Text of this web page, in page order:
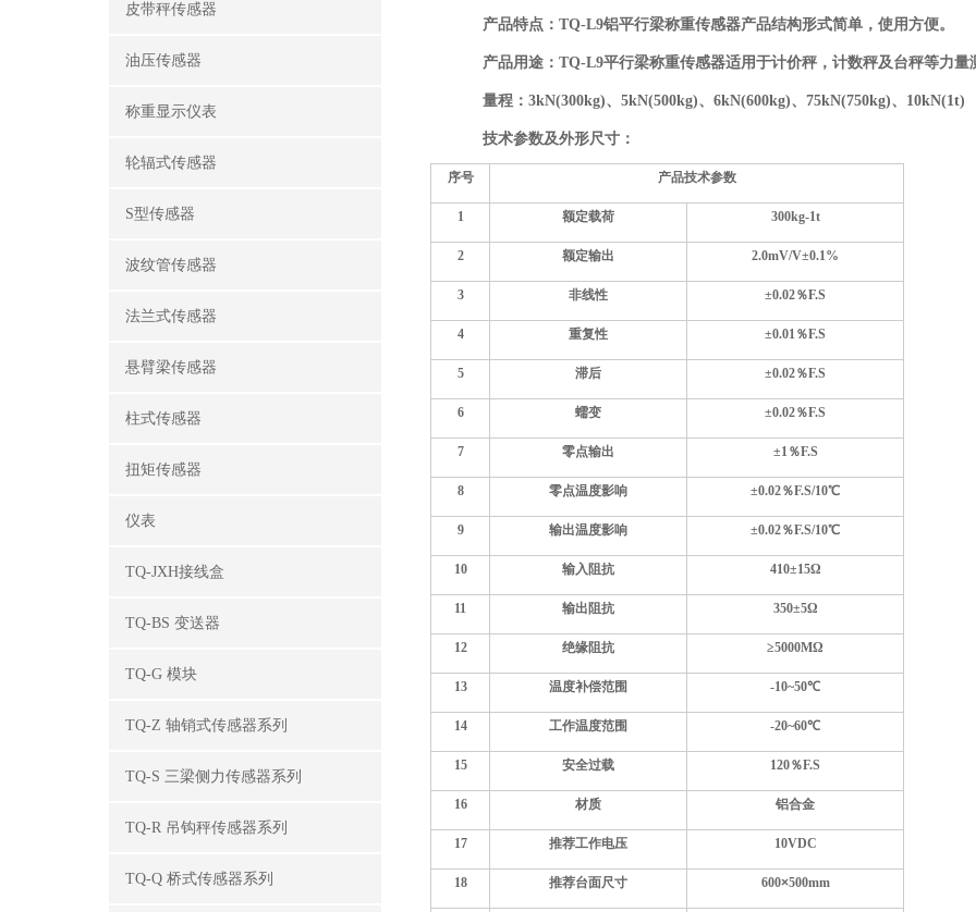
皮带秤传感器
油压传感器
称重显示仪表
轮辐式传感器
S型传感器
波纹管传感器
法兰式传感器
悬臂梁传感器
柱式传感器
扭矩传感器
仪表
TQ-JXH接线盒
TQ-BS 变送器
TQ-G 模块
TQ-Z 轴销式传感器系列
TQ-S 三梁侧力传感器系列
TQ-R 吊钩秤传感器系列
TQ-Q 桥式传感器系列
产品特点： TQ-L9铝平行梁称重传感器产品结构形式简单，使用方便。
产品用途： TQ-L9平行梁称重传感器适用于计价秤，计数秤及台秤等力量
量程： 3kN(300kg)、 5kN(500kg)、 6kN(600kg)、 75kN(750kg)、 10kN(1t)
技术参数及外形尺寸：
序号 产品技术参数
1 额定载荷 300kg-1t
2 额定输出 2.0mV/V±0.1%
3 非线性 ±0.02％F.S
4 重复性 ±0.01％F.S
5 滞后 ±0.02％F.S
6 蠕变 ±0.02％F.S
7 零点输出 ±1％F.S
8 零点温度影响 ±0.02％F.S/10℃
9 输出温度影响 ±0.02％F.S/10℃
10 输入阻抗 410±15Ω
11 输出阻抗 350±5Ω
12 绝缘阻抗 ≥5000MΩ
13 温度补偿范围 -10~50℃
14 工作温度范围 -20~60℃
15 安全过载 120％F.S
16 材质 铝合金
17 推荐工作电压 10VDC
18 推荐台面尺寸 600×500mm